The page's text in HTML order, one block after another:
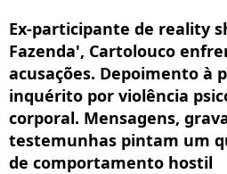
Ex-participante de reality
Fazenda', Cartolouco
acusações. Depoimento à
inquérito por violência
corporal. Mensagens,
testemunhas pintam um
de comportamento hostil